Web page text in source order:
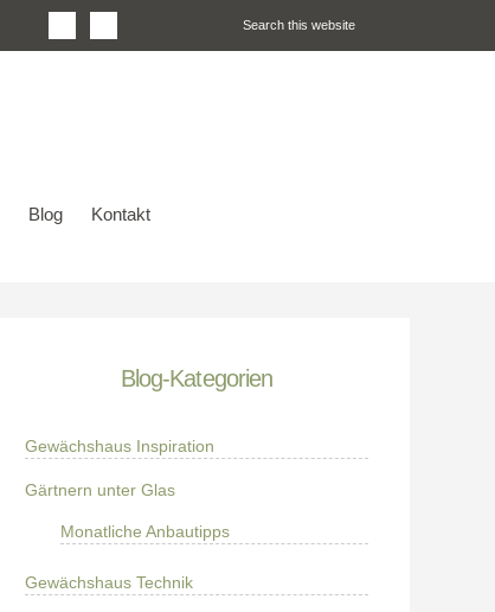
Blog Kontakt
Blog-Kategorien
Gewächshaus Inspiration
Gärtnern unter Glas
Monatliche Anbautipps
Gewächshaus Technik